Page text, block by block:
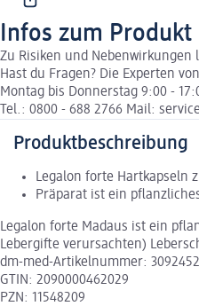
Infos zum Produkt
Zu Risiken und
Hast du Fragen? Die Experten
Montag bis Donnerstag 9:00 -
Tel.: 0800 - 688 2766 Mail:
Produktbeschreibung
Legalon forte Hartkapseln
Präparat ist ein
Legalon forte Madaus ist ein
Lebergifte verursachten)
dm-med-Artikelnummer: 3092452
GTIN: 2090000462029
PZN: 11548209